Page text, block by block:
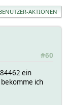
AKTIONEN
#60
ein
ich